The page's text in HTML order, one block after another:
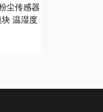
尘传感器
温湿度